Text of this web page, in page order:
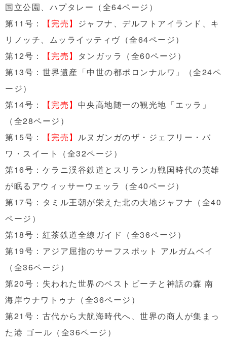
国立公園、ハプタレー（全64ページ）
第11号：
【完売】
ジャフナ、デルフトアイランド、キ
リノッチ、ムッライッティヴ（全64ページ）
第12号：
【完売】
タンガッラ（全60ページ）
第13号：世界遺産「中世の都ポロンナルワ」（全24ペ
ージ）
第14号：
【完売】 中央高地随一の観光地「エッラ」
（全28ページ）
第15号：
【完売】 ルヌガンガのザ・ジェフリー・バ
ワ・スイート（全32ページ）
第16号：ケラニ渓谷鉄道とスリランカ戦国時代の英雄
が眠るアウィッサーウェッラ（全40ページ）
第17号：タミル王朝が栄えた北の大地ジャフナ（全40
ページ）
第18号：紅茶鉄道全線ガイド（全36ページ）
第19号：アジア屈指のサーフスポット アルガムベイ
（全36ページ）
第20号：失われた世界のベストビーチと神話の森 南
海岸ウナワトゥナ（全36ページ）
第21号：古代から大航海時代へ、世界の商人が集まっ
た港 ゴール（全36ページ）